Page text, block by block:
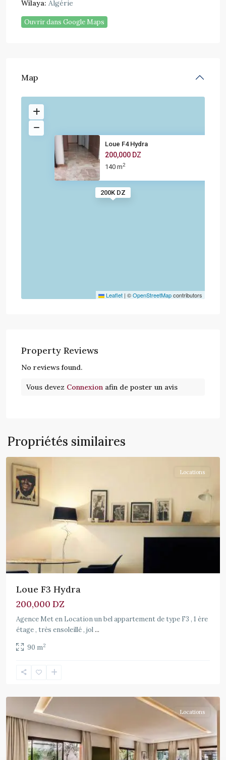
Wilaya: Algérie
Ouvrir dans Google Maps
Map
200K DZ
Loue F4 Hydra
200,000 DZ
140 m2
Leaflet | ©OpenStreetMapcontributors
Property Reviews
No reviews found.
Vous devez Connexion afin de poster un avis
Propriétés similaires
Hydra
Locations
Loue F3 Hydra
200,000 DZ
Agence Met en Location un bel appartement de type F3 , 1 ère
étage , très ensoleillé , jol...
90 m2
Locations